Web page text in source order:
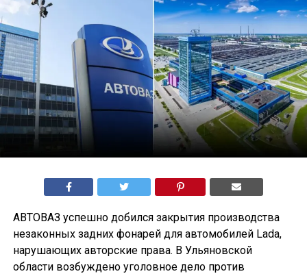
АВТОВАЗ успешно добился закрытия производства
незаконных задних фонарей для автомобилей Lada,
нарушающих авторские права. В Ульяновской
области возбуждено уголовное дело против